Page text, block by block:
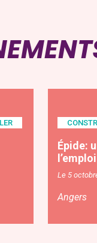
Épide:
l’emploi
Le 5
Angers